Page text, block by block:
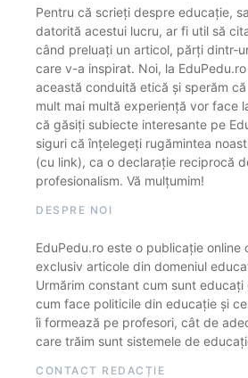
Pentru că scrieți despre educație,
datorită acestui lucru, ar fi util să
când preluați un articol, părți dintr-
care v-a inspirat. Noi, la
această conduită etică și sperăm
mult mai multă experiență vor face
că găsiți subiecte interesante pe
siguri că înțelegeți rugămintea
(cu link), ca o declarație reciprocă
profesionalism. Vă mulțumim!
DESPRE NOI
EduPedu.ro este o publicație online
exclusiv articole din domeniul
Urmărim constant cum sunt
cum face politicile din educație și
îi formează pe profesori, cât de
care trăim sunt sistemele de
CONTACT REDACȚIE